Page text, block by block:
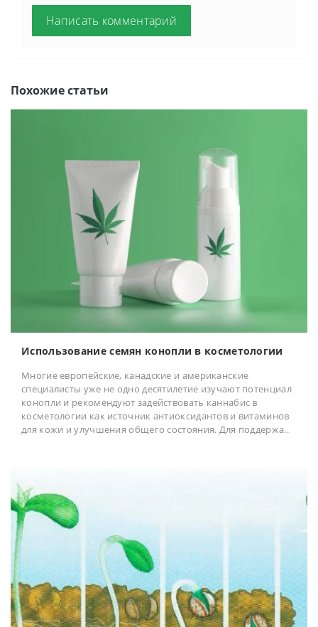
Написать комментарий
Похожие статьи
Использование семян конопли в косметологии
Многие европейские, канадские и американские
специалисты уже не одно десятилетие изучают потенциал
конопли и рекомендуют задействовать каннабис в
косметологии как источник антиоксидантов и витаминов
для кожи и улучшения общего состояния. Для поддержа..